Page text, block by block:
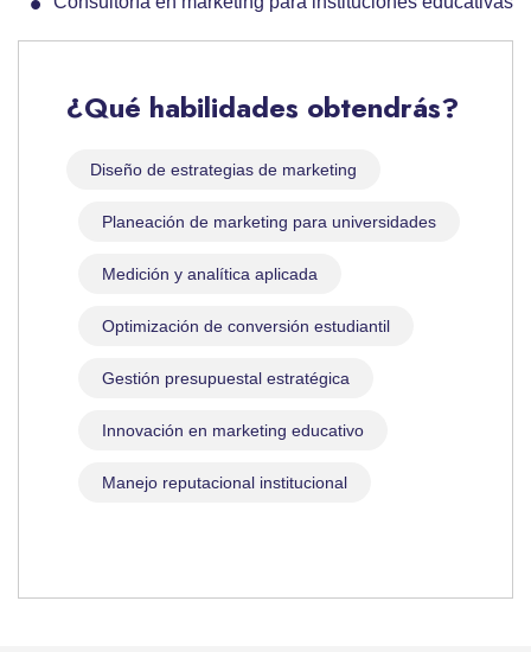
¿Qué habilidades obtendrás?
Diseño de estrategias de marketing
Planeación de marketing para universidades
Medición y analítica aplicada
Optimización de conversión estudiantil
Gestión presupuestal estratégica
Innovación en marketing educativo
Manejo reputacional institucional